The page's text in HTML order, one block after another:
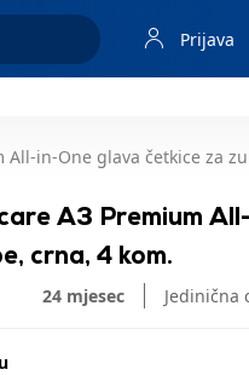
Prijava
All-in-One glava četkice za
A3 Premium
crna, 4 kom.
24 mjesec Jedinična